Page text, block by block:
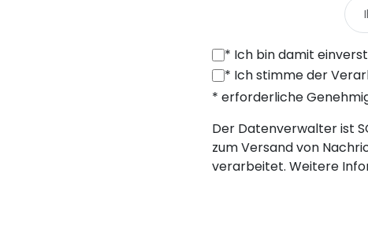
* Ich bin damit einverstanden, von SONEL S.A. mit Sitz in der ul.
* Ich stimme der Verarbeitung meiner personenbezogenen Daten (E-Mail-
* erforderliche
Der Datenverwalter ist
zum Versand von
verarbeitet. Weitere